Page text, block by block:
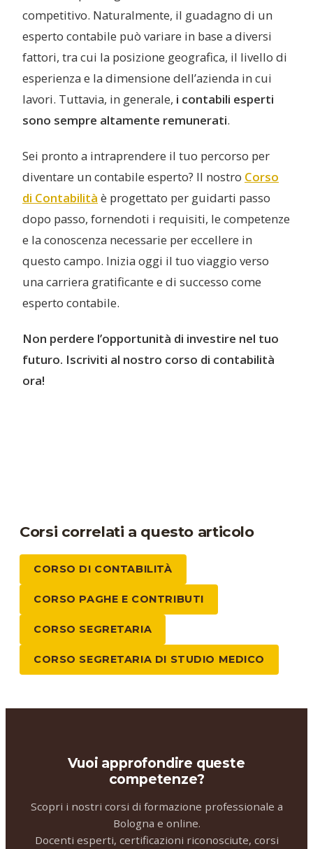
competitivo. Naturalmente, il guadagno di un
esperto contabile può variare in base a diversi
fattori, tra cui la posizione geografica, il livello di
esperienza e la dimensione dell’azienda in cui
lavori. Tuttavia, in generale, i contabili esperti
sono sempre altamente remunerati.
Sei pronto a intraprendere il tuo percorso per
diventare un contabile esperto? Il nostro Corso
di Contabilità è progettato per guidarti passo
dopo passo, fornendoti i requisiti, le competenze
e la conoscenza necessarie per eccellere in
questo campo. Inizia oggi il tuo viaggio verso
una carriera gratificante e di successo come
esperto contabile.
Non perdere l’opportunità di investire nel tuo
futuro. Iscriviti al nostro corso di contabilità
ora!
Corsi correlati a questo articolo
CORSO DI CONTABILITÀ
CORSO PAGHE E CONTRIBUTI
CORSO SEGRETARIA
CORSO SEGRETARIA DI STUDIO MEDICO
Vuoi approfondire queste
competenze?
Scopri i nostri corsi di formazione professionale a
Bologna e online.
Docenti esperti, certificazioni riconosciute, corsi